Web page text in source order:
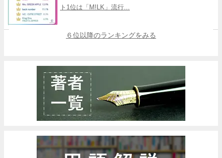
ト1位は「M!LK」流行...
６位以降のランキングをみる